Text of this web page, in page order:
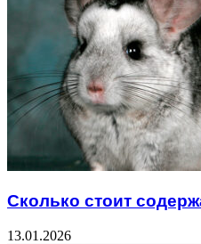
Сколько стоит
13.01.2026